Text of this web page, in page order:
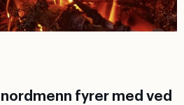
fyrer med ved